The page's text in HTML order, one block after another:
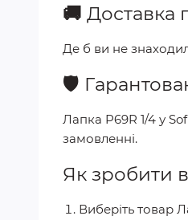
🚚 Доставка
Де б ви не
🛡️
Лапка P69R 1/4 у
замовленні.
Як зробити
Виберіть товар